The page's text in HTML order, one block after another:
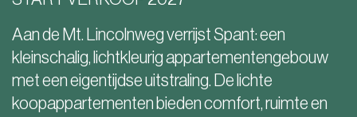
Aan de Mt. Lincolnweg verrijst Spant: een
kleinschalig, lichtkleurig appartementengebouw
met een eigentijdse uitstraling. De lichte
koopappartementen bieden comfort, ruimte en